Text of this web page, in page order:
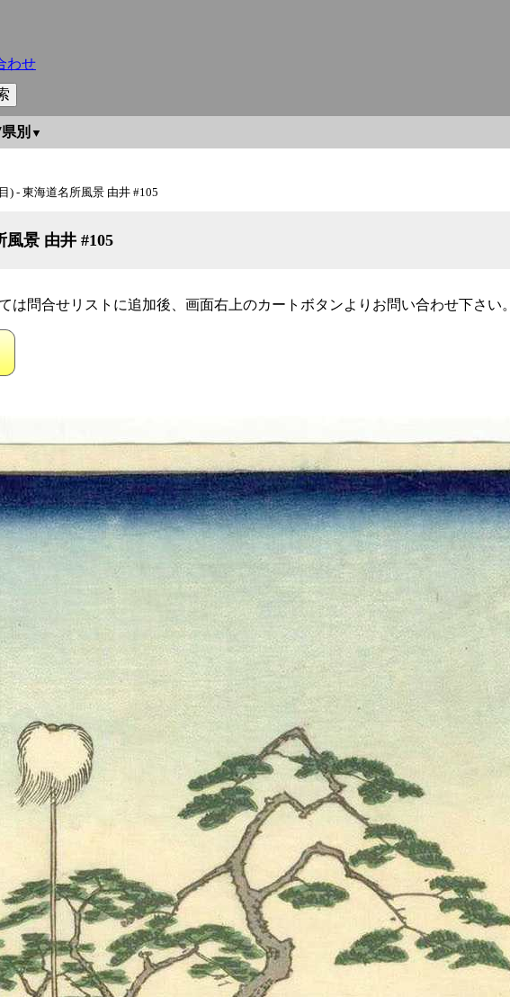
わせ
別
) - 東海道名所風景 由井 #105
景 由井 #105
は問合せリストに追加後、画面右上のカートボタンよりお問い合わせ下さい。